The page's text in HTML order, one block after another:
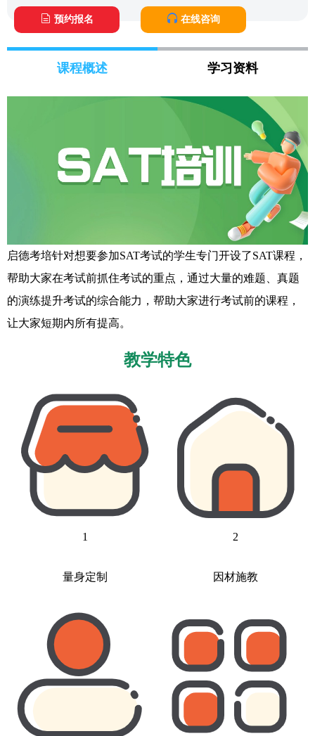
预约报名 在线咨询
课程概述 学习资料
启德考培针对想要参加SAT考试的学生专门开设了SAT课程，
帮助大家在考试前抓住考试的重点，通过大量的难题、真题
的演练提升考试的综合能力，帮助大家进行考试前的课程，
让大家短期内所有提高。
教学特色
1
量身定制
2
因材施教